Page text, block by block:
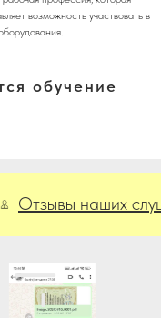
возможность участвовать в
обучение
Отзывы наших